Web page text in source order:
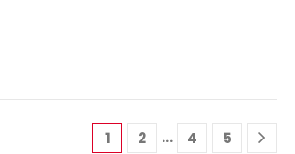
1 2 … 4 5